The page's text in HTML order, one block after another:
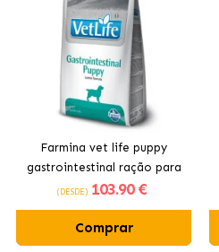
Farmina vet life puppy
gastrointestinal ração para
filhotes
(DESDE) 103.90 €
Comprar